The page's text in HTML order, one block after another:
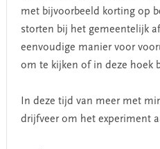
met bijvoorbeeld korting op
storten bij het gemeentelijk
eenvoudige manier voor
om te kijken of in deze hoek
In deze tijd van meer met
drijfveer om het experiment